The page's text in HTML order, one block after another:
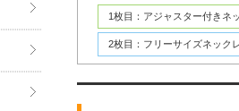
1枚目：アジャスター付きネ
2枚目：フリーサイズネッ